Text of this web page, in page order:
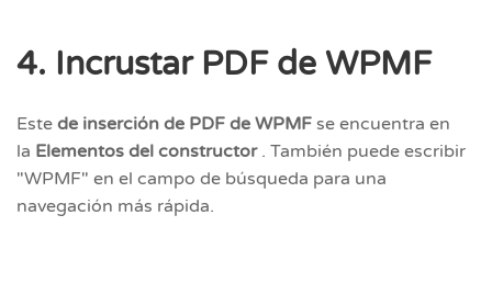
4. Incrustar PDF de WPMF
Este de inserción de PDF de WPMF se encuentra en
la Elementos del constructor . También puede escribir
"WPMF" en el campo de búsqueda para una
navegación más rápida.